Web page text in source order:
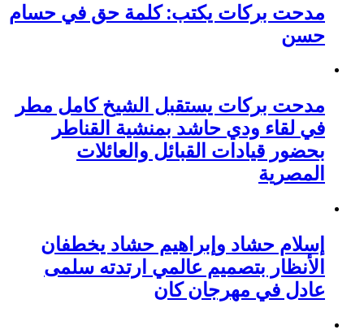
مدحت بركات يكتب: كلمة حق في حسام
حسن
مدحت بركات يستقبل الشيخ كامل مطر
في لقاء ودي حاشد بمنشية القناطر
بحضور قيادات القبائل والعائلات
المصرية
إسلام حشاد وإبراهيم حشاد يخطفان
الأنظار بتصميم عالمي ارتدته سلمى
عادل في مهرجان كان